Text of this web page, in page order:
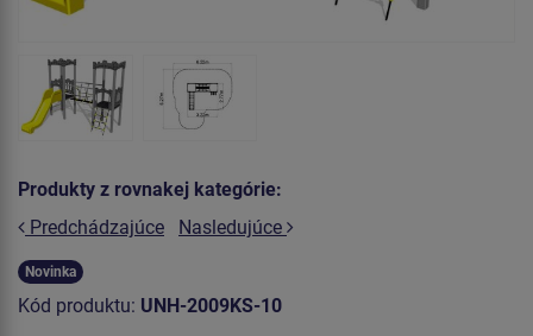
Produkty z rovnakej kategórie:
Predchádzajúce
Nasledujúce
Novinka
Kód produktu: UNH-2009KS-10